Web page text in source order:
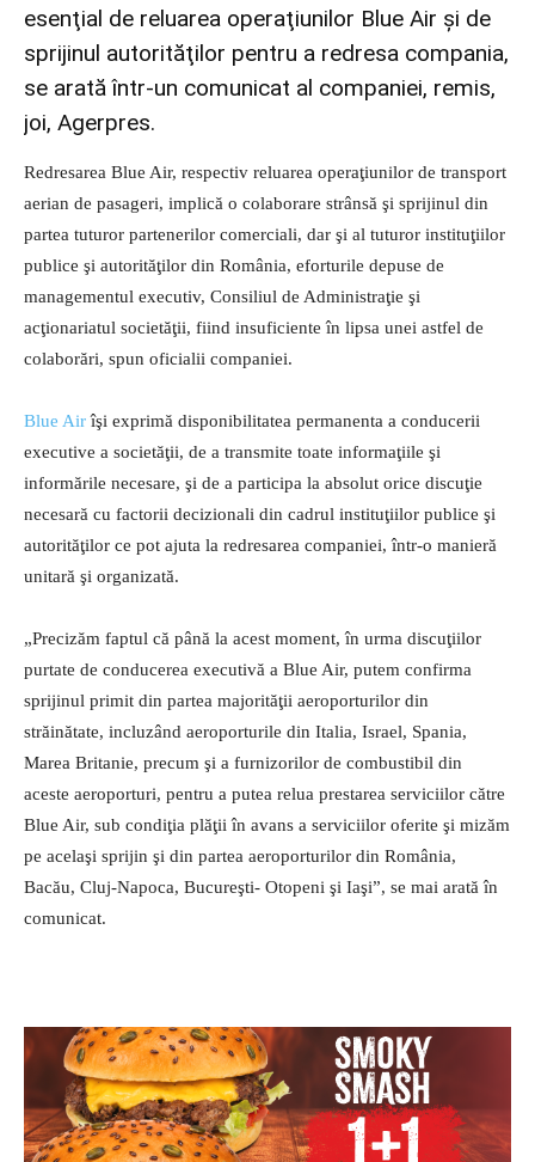
esenţial de reluarea operaţiunilor Blue Air şi de
sprijinul autorităţilor pentru a redresa compania,
se arată într-un comunicat al companiei, remis,
joi, Agerpres.
Redresarea Blue Air, respectiv reluarea operaţiunilor de transport
aerian de pasageri, implică o colaborare strânsă şi sprijinul din
partea tuturor partenerilor comerciali, dar şi al tuturor instituţiilor
publice şi autorităţilor din România, eforturile depuse de
managementul executiv, Consiliul de Administraţie şi
acţionariatul societăţii, fiind insuficiente în lipsa unei astfel de
colaborări, spun oficialii companiei.
Blue Airîşi exprimă disponibilitatea permanenta a conducerii
executive a societăţii, de a transmite toate informaţiile şi
informările necesare, şi de a participa la absolut orice discuţie
necesară cu factorii decizionali din cadrul instituţiilor publice şi
autorităţilor ce pot ajuta la redresarea companiei, într-o manieră
unitară şi organizată.
„Precizăm faptul că până la acest moment, în urma discuţiilor
purtate de conducerea executivă a Blue Air, putem confirma
sprijinul primit din partea majorităţii aeroporturilor din
străinătate, incluzând aeroporturile din Italia, Israel, Spania,
Marea Britanie, precum şi a furnizorilor de combustibil din
aceste aeroporturi, pentru a putea relua prestarea serviciilor către
Blue Air, sub condiţia plăţii în avans a serviciilor oferite şi mizăm
pe acelaşi sprijin şi din partea aeroporturilor din România,
Bacău, Cluj-Napoca, Bucureşti- Otopeni şi Iaşi”, se mai arată în
comunicat.